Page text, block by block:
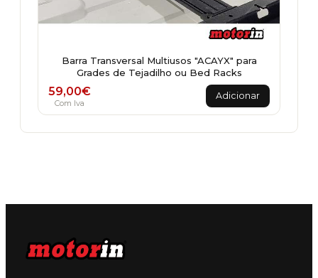
Barra Transversal Multiusos "ACAYX" para
Grades de Tejadilho ou Bed Racks
59,00€
Com Iva
Adicionar